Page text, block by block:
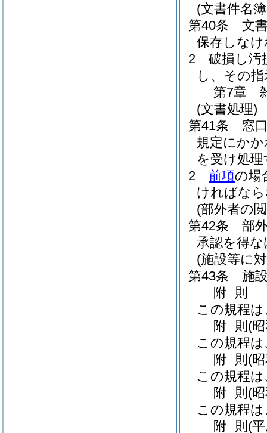
(文書件名
第40条
文
保存しな
2
破損し汚
し、その
第7章
(文書処理)
第41条
窓
規定にか
を受け処
2
前項の場
ければな
(部外者の
第42条
部
承認を得
(施設等に
第43条
施
附 則
この規程
附 則 (
この規程
附 則 (
この規程
附 則 (
この規程
附 則 (